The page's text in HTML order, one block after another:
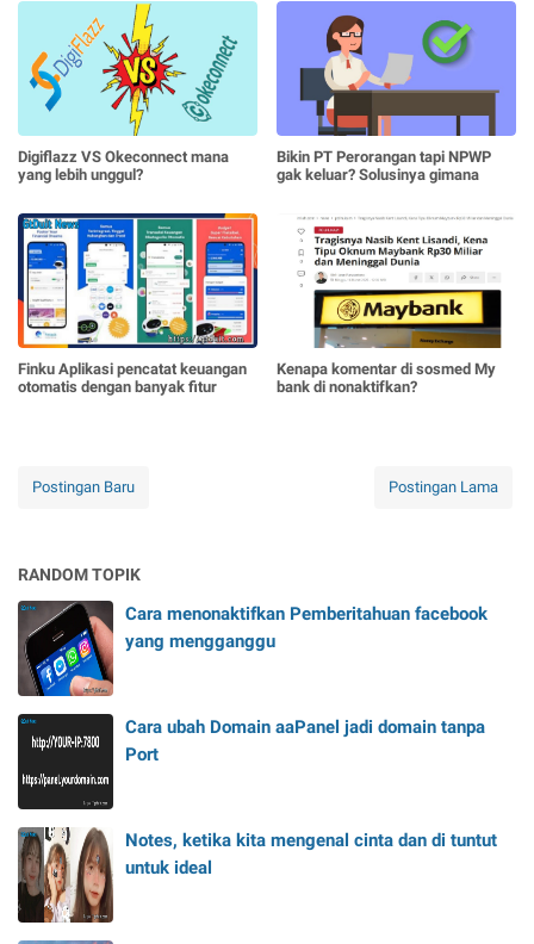
Digiflazz VS Okeconnect mana
yang lebih unggul?
Bikin PT Perorangan tapi NPWP
gak keluar? Solusinya gimana
Finku Aplikasi pencatat keuangan
otomatis dengan banyak fitur
Kenapa komentar di sosmed My
bank di nonaktifkan?
Postingan Baru Postingan Lama
RANDOM TOPIK
Cara menonaktifkan Pemberitahuan facebook
yang mengganggu
Cara ubah Domain aaPanel jadi domain tanpa
Port
Notes, ketika kita mengenal cinta dan di tuntut
untuk ideal